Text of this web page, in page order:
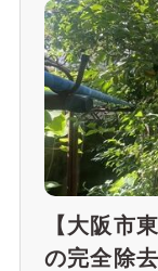
【大阪市
の完全除